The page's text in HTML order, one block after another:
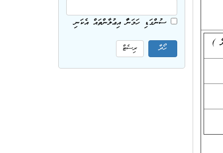
)
ސުންގަޑި ހަމަނުވާ އިޢުލާންތައް އެކަނި